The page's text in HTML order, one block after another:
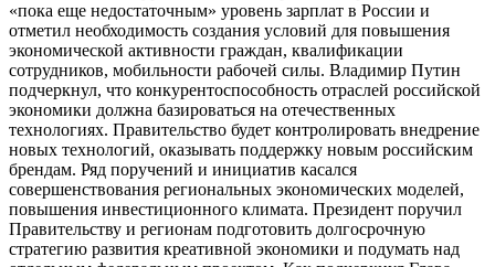
«пока еще недостаточным» уровень зарплат в России и
отметил необходимость создания условий для повышения
экономической активности граждан, квалификации
сотрудников, мобильности рабочей силы. Владимир Путин
подчеркнул, что конкурентоспособность отраслей российской
экономики должна базироваться на отечественных
технологиях. Правительство будет контролировать внедрение
новых технологий, оказывать поддержку новым российским
брендам. Ряд поручений и инициатив касался
совершенствования региональных экономических моделей,
повышения инвестиционного климата. Президент поручил
Правительству и регионам подготовить долгосрочную
стратегию развития креативной экономики и подумать над